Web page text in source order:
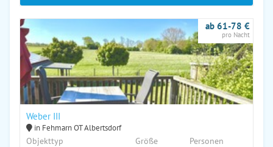
Weber III
in Fehmarn OT Albertsdorf
Objekttyp Größe Personen
ab 61-78 €
pro Nacht